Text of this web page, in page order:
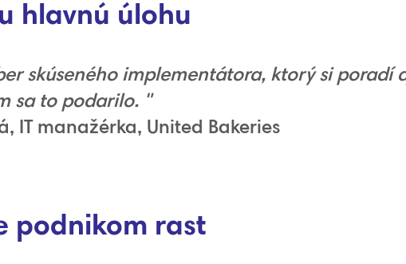
hlavnú úlohu
skúseného implementátora, ktorý si poradí
sa to podarilo. "
IT manažérka, United Bakeries
podnikom rast